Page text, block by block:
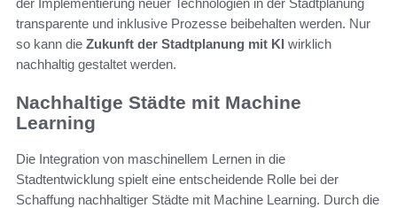
der Implementierung neuer Technologien in der Stadtplanung
transparente und inklusive Prozesse beibehalten werden. Nur
so kann die Zukunft der Stadtplanung mit KI wirklich
nachhaltig gestaltet werden.
Nachhaltige Städte mit Machine
Learning
Die Integration von maschinellem Lernen in die
Stadtentwicklung spielt eine entscheidende Rolle bei der
Schaffung nachhaltiger Städte mit Machine Learning. Durch die